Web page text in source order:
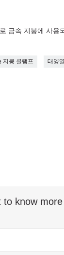
금속 지붕에 사용
지붕 클램프 태양
know